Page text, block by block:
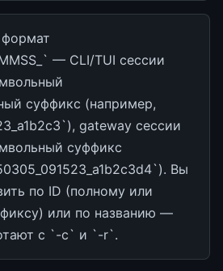
` — CLI/TUI сессии
суффикс (например,
gateway сессии
суффикс
Вы
по ID (полному или
или по названию —
с `-c` и `-r`.